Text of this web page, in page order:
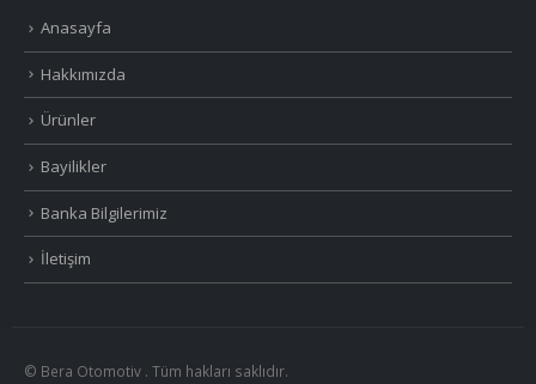
Anasayfa
Hakkımızda
Ürünler
Bayilikler
Banka Bilgilerimiz
İletişim
© Bera Otomotiv . Tüm hakları saklıdır.